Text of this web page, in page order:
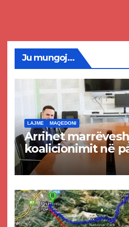
Ju mungoj...
LAJME MAQEDONI
Arrihet
koalicionimit në
Kurtit dhe